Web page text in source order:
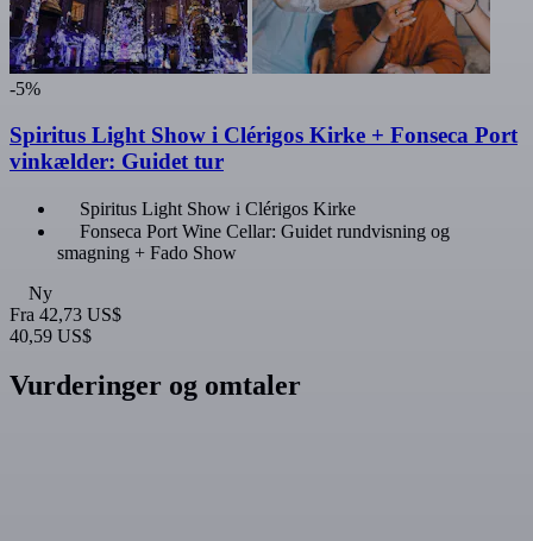
-5%
Spiritus Light Show i Clérigos Kirke + Fonseca Port
vinkælder: Guidet tur
Spiritus Light Show i Clérigos Kirke
Fonseca Port Wine Cellar: Guidet rundvisning og
smagning + Fado Show
Ny
Fra 42,73 US$
40,59 US$
Vurderinger og omtaler